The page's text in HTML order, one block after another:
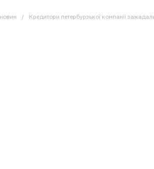
Кредитори петербурзької компанії